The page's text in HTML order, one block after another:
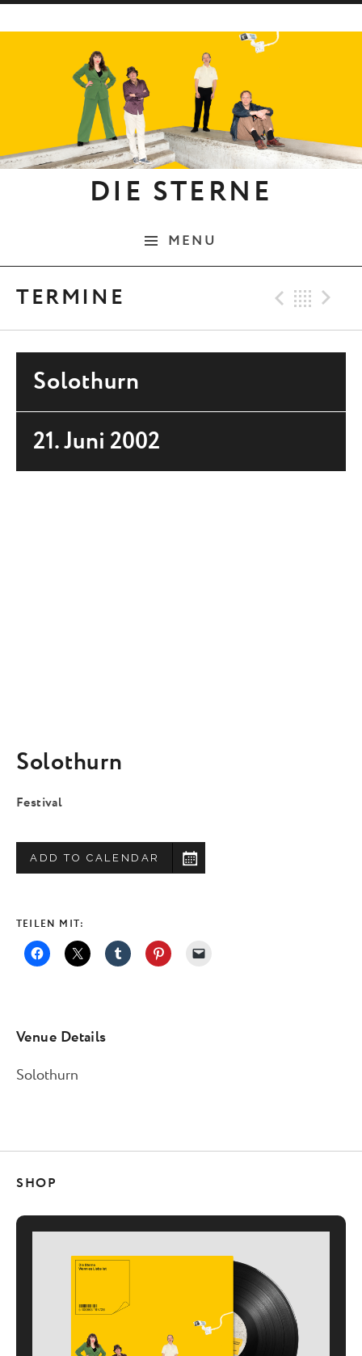
DIE STERNE
MENU
TERMINE
Solothurn
21. Juni 2002
Solothurn
Festival
ADD TO CALENDAR
TEILEN MIT:
Venue Details
Solothurn
SHOP